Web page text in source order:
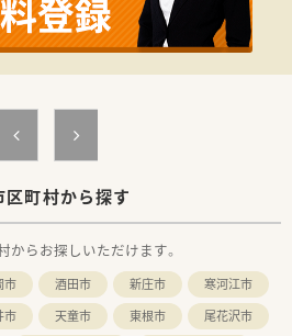
≫
表。何かあれば駆けつけてくださいます。
のお休みなども相談しやすい環境です。
職率：10％と低い水準です。産育休取得率
おり、公平感もございます。初めての診療
、不安があればしっかりフォローします。
をメインに処方箋応需しています。1日あ
め、安定して働ける環境です。徒歩圏内に
、固定の勤務シフト、土日休みとワーク
方にも合う職場です。今後は地域支援体
たい意向のため、一緒に頑張ってくれる方
師としてのご活躍も期待したい店舗です。
町村から探す
らお探しいただけます。
市 酒田市 新庄市
寒河江市
市 天童市 東根市 尾花沢市